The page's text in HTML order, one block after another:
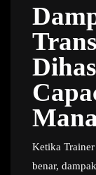
Ketika
benar,